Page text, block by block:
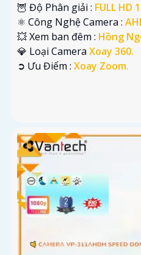
🦉 Độ Phân giải : FULL HD
⚛️ Công Nghệ Camera :
💥 Xem ban đêm : Hồng
💎 Loại Camera Xoay 360.
️➲ Ưu Điểm : Xoay Zoom.